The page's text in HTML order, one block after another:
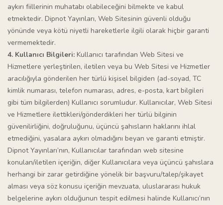
aykırı fiillerinin muhatabı olabileceğini bilmekte ve kabul
etmektedir. Dipnot Yayınları, Web Sitesinin güvenli olduğu
yönünde veya kötü niyetli hareketlerle ilgili olarak hiçbir garanti
vermemektedir.
4. Kullanıcı Bilgileri: Kullanıcı tarafından Web Sitesi ve
Hizmetlere yerleştirilen, iletilen veya bu Web Sitesi ve Hizmetler
aracılığıyla gönderilen her türlü kişisel bilgiden (ad-soyad, TC
kimlik numarası, telefon numarası, adres, e-posta, kart bilgileri
gibi tüm bilgilerden) Kullanıcı sorumludur. Kullanıcılar, Web Sitesi
ve Hizmetlere ilettikleri/gönderdikleri her türlü bilginin
güvenilirliğini, doğruluğunu, üçüncü şahısların haklarını ihlal
etmediğini, yasalara aykırı olmadığını beyan ve garanti etmiştir.
Dipnot Yayınları’nın, Kullanıcılar tarafından web sitesine
konulan/iletilen içeriğin, diğer Kullanıcılara veya üçüncü şahıslara
herhangi bir zarar getirdiğine yönelik bir başvuru/talep/şikayet
alması veya söz konusu içeriğin mevzuata, uluslararası hukuk
belgelerine aykırı olduğunun tespit edilmesi halinde Kullanıcı’nın